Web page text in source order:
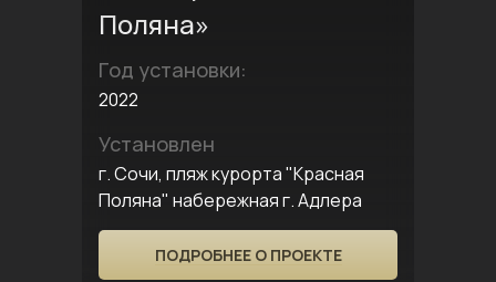
Поляна»
Год установки:
2022
Установлен
г. Сочи, пляж курорта "Красная
Поляна" набережная г. Адлера
ПОДРОБНЕЕ О ПРОЕКТЕ